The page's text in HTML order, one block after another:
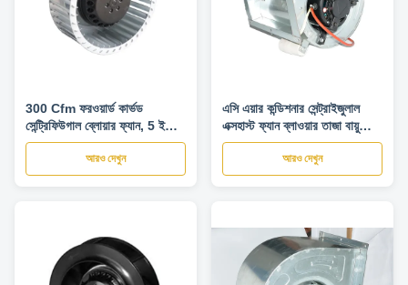
300 Cfm ফরওয়ার্ড কার্ভড
সেন্ট্রিফিউগাল ব্লোয়ার ফ্যান, 5 ইঞ্চি
সেন্ট্রিফিউগাল এক্সহস্ট ফ্যান
আরও দেখুন
এসি এয়ার কন্ডিশনার সেন্ট্রাইজুলাল
এক্সহাস্ট ফ্যান ব্লাওয়ার তাজা বায়ু
Purify সরঞ্জাম জন্য
আরও দেখুন